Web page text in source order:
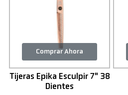
Comprar Ahora
Tijeras Epika Esculpir 7" 38
Dientes